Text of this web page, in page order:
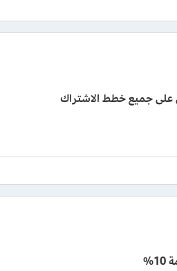
طلب 10% تخفيض على جميع خطط الاشتراك